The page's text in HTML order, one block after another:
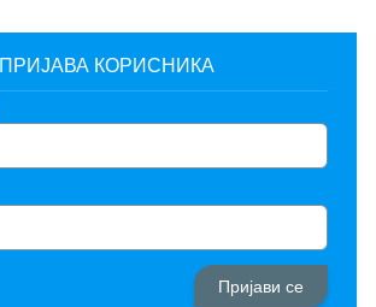
ПРИЈАВА КОРИСНИКА